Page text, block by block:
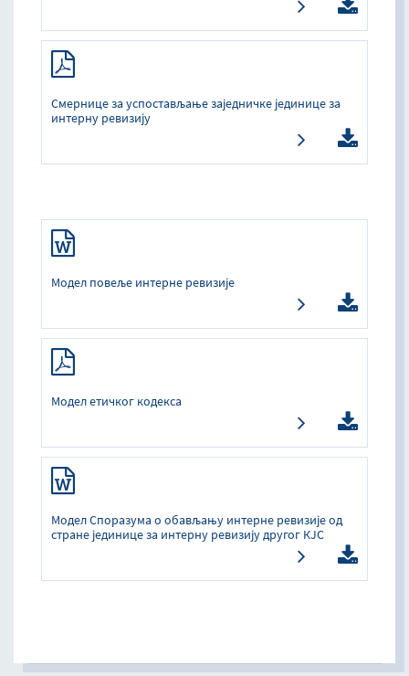
Смернице за успостављање заједничке јединице за
интерну ревизију
Модел повеље интерне ревизије
Модел етичког кодекса
Модел Споразума о обављању интерне ревизије од
стране јединице за интерну ревизију другог КЈС